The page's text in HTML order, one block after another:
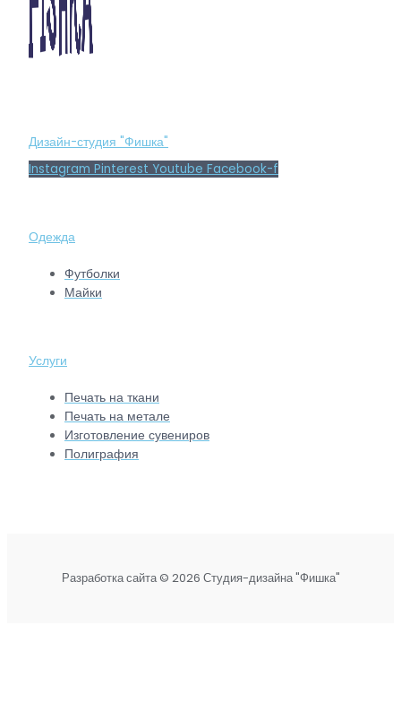
Дизайн-студия "Фишка"
Instagram Pinterest Youtube Facebook-f
Одежда
Футболки
Майки
Услуги
Печать на ткани
Печать на метале
Изготовление сувениров
Полиграфия
Разработка сайта © 2026 Студия-дизайна "Фишка"